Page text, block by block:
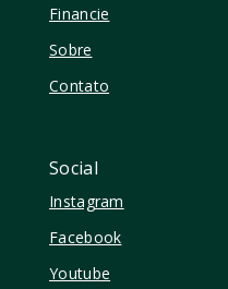
Financie
Sobre
Contato
Social
Instagram
Facebook
Youtube